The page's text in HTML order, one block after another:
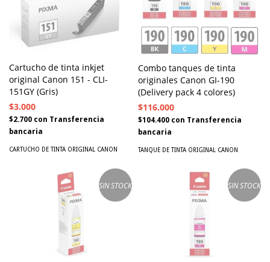
Cartucho de tinta inkjet
original Canon 151 - CLI-
151GY (Gris)
$3.000
$2.700 con Transferencia
bancaria
CARTUCHO DE TINTA ORIGINAL CANON
Combo tanques de tinta
originales Canon GI-190
(Delivery pack 4 colores)
$116.000
$104.400 con Transferencia
bancaria
TANQUE DE TINTA ORIGINAL CANON
SIN STOCK SIN STOCK